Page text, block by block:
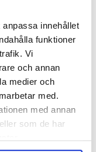
innehållet
funktioner
Vi
och annan
medier och
med.
med annan
som de har